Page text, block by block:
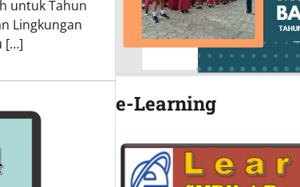
untuk Tahun
Lingkungan
[…]
e-Learning